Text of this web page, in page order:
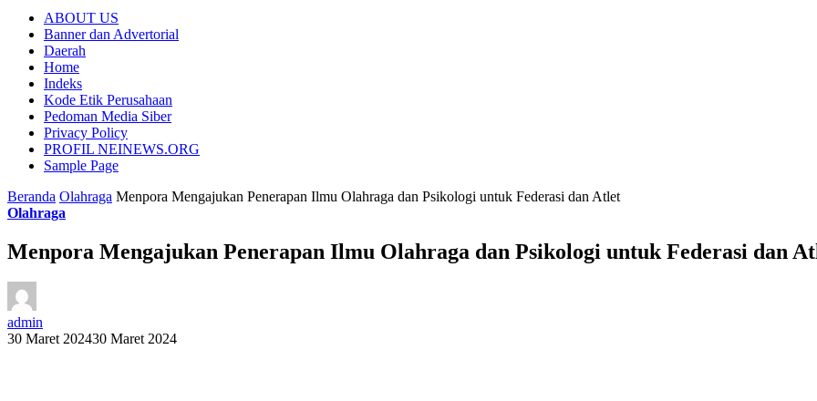
ABOUT US
Banner dan Advertorial
Daerah
Home
Indeks
Kode Etik Perusahaan
Pedoman Media Siber
Privacy Policy
PROFIL NEINEWS.ORG
Sample Page
Beranda Olahraga Menpora Mengajukan Penerapan Ilmu Olahraga dan Psikologi untuk Federasi dan Atlet
Olahraga
Menpora Mengajukan Penerapan Ilmu Olahraga dan Psikologi untuk Federasi dan
admin
30 Maret 202430 Maret 2024